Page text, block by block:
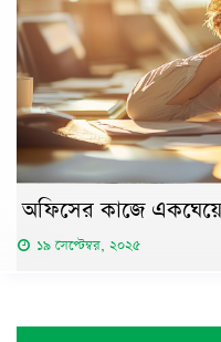
অফিসের কাজে
১৯ সেপ্টেম্বর, ২০২৫